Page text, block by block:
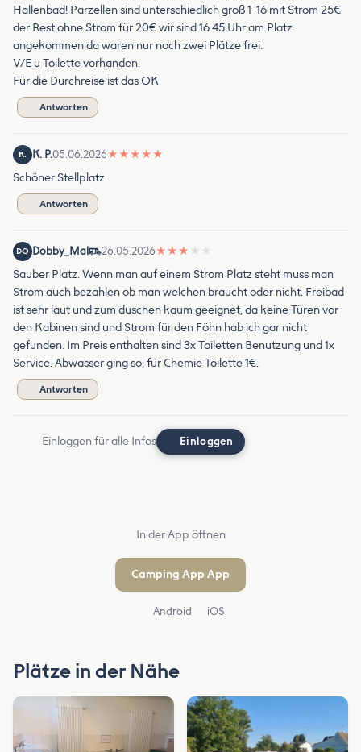
Hallenbad! Parzellen sind unterschiedlich groß 1-16 mit Strom 25€
der Rest ohne Strom für 20€ wir sind 16:45 Uhr am Platz
angekommen da waren nur noch zwei Plätze frei.
V/E u Toilette vorhanden.
Für die Durchreise ist das OK
Antworten
K. K. P.05.06.2026★ ★ ★ ★ ★
Schöner Stellplatz
Antworten
DO Dobby_Mal 26.05.2026★ ★ ★ ★ ★
Sauber Platz. Wenn man auf einem Strom Platz steht muss man
Strom auch bezahlen ob man welchen braucht oder nicht. Freibad
ist sehr laut und zum duschen kaum geeignet, da keine Türen vor
den Kabinen sind und Strom für den Föhn hab ich gar nicht
gefunden. Im Preis enthalten sind 3x Toiletten Benutzung und 1x
Service. Abwasser ging so, für Chemie Toilette 1€.
Antworten
Einloggen für alle Infos Einloggen
In der App öffnen
Camping App App
Android iOS
Plätze in der Nähe